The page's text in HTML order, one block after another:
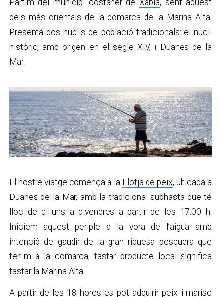
Partim del municipi costaner deXàbia, sent aquest
dels més orientals de la comarca de la Marina Alta.
Presenta dos nuclis de població tradicionals: el nucli
històric, amb origen en el segle XIV, i Duanes de la
Mar.
El nostre viatge comença a la Llotja de peix, ubicada a
Duanes de la Mar, amb la tradicional subhasta que té
lloc de dilluns a divendres a partir de les 17.00 h.
Iniciem aquest periple a la vora de l’aigua amb
intenció de gaudir de la gran riquesa pesquera que
tenim a la comarca, tastar producte local significa
tastar la Marina Alta.
A partir de les 18 hores es pot adquirir peix i marisc